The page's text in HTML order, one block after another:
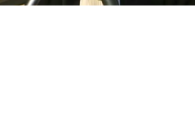
l'article "Procès Abdeslam: la